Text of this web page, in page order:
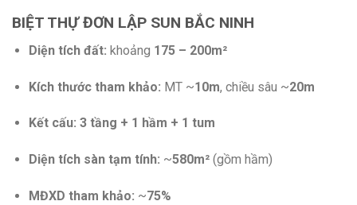
BIỆT THỰ ĐƠN LẬP SUN BẮC NINH
Diện tích đất: khoảng 175 – 200m²
Kích thước tham khảo: MT ~10m, chiều sâu ~20m
Kết cấu: 3 tầng + 1 hầm + 1 tum
Diện tích sàn tạm tính: ~580m²(gồm hầm)
MĐXD tham khảo: ~75%